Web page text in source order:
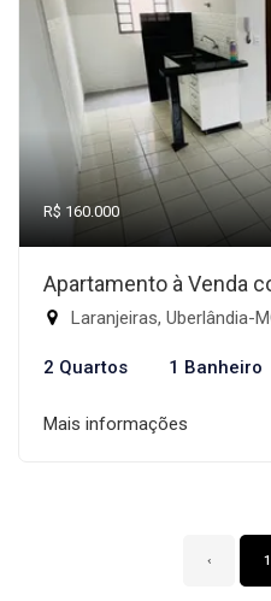
R$ 160.000
Apartamento à Venda
Laranjeiras, Uberlândia-
2 Quartos 1 Banheiro
Mais informações
‹ 1